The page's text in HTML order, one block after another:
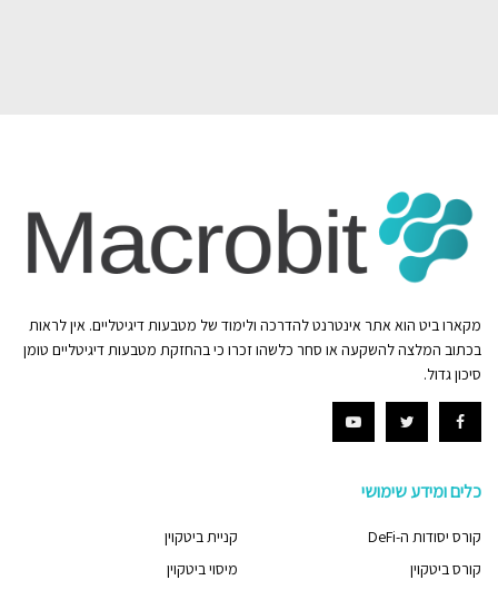
מקארו ביט הוא אתר אינטרנט להדרכה ולימוד של מטבעות דיגיטליים. אין לראות
בכתוב המלצה להשקעה או סחר כלשהו זכרו כי בהחזקת מטבעות דיגיטליים טומן
סיכון גדול.
כלים ומידע שימושי
קורס יסודות ה-DeFi
קורס ביטקוין
קניית ביטקוין
מיסוי ביטקוין